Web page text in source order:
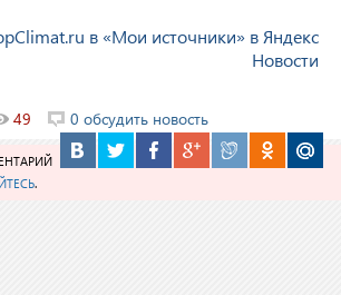
в «Мои источники» в Яндекс
Новости
49 0 обсудить новость
.